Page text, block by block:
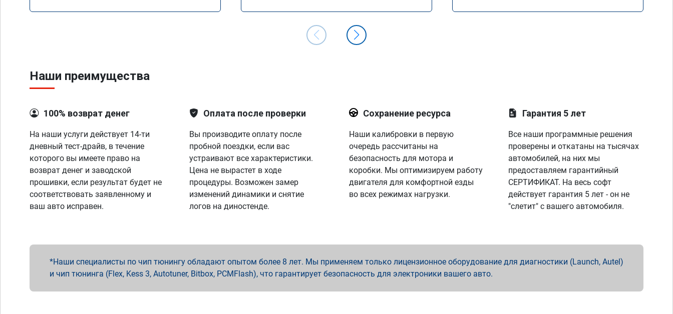
Наши преимущества
100% возврат денег
На наши услуги действует 14-ти
дневный тест-драйв, в течение
которого вы имеете право на
возврат денег и заводской
прошивки, если результат будет не
соответствовать заявленному и
ваш авто исправен.
Оплата после проверки
Вы производите оплату после
пробной поездки, если вас
устраивают все характеристики.
Цена не вырастет в ходе
процедуры. Возможен замер
изменений динамики и снятие
логов на диностенде.
Сохранение ресурса
Наши калибровки в первую
очередь рассчитаны на
безопасность для мотора и
коробки. Мы оптимизируем работу
двигателя для комфортной езды
во всех режимах нагрузки.
Гарантия 5 лет
Все наши программные решения
проверены и откатаны на тысячах
автомобилей, на них мы
предоставляем гарантийный
СЕРТИФИКАТ. На весь софт
действует гарантия 5 лет - он не
"слетит" с вашего автомобиля.
Наши специалисты по чип тюнингу обладают опытом более 8 лет. Мы применяем только лицензионное оборудование для диагностики (Launch, Autel)
и чип тюнинга (Flex, Kess 3, Autotuner, Bitbox, PCMFlash), что гарантирует безопасность для электроники вашего авто.